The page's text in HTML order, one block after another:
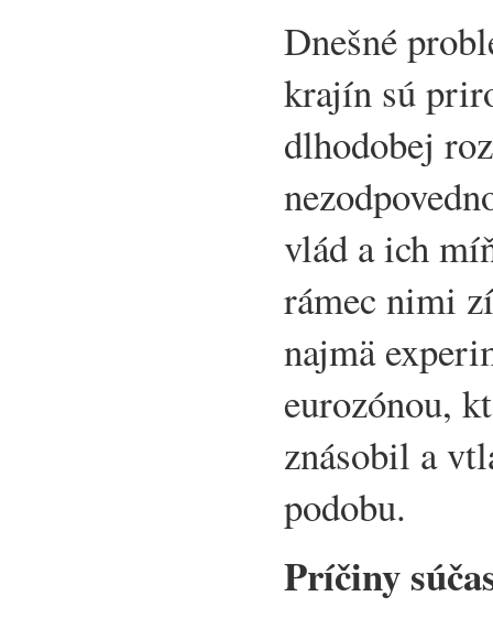
Dnešné
krajín sú
dlhodobej
vlád a ich
rámec nimi
najmä
eurozónou,
znásobil a
podobu.
Príčiny